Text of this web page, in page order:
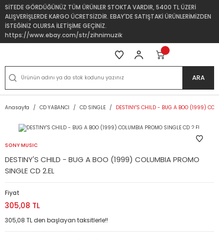
SİTEDE GÖRDÜĞÜNÜZ TÜM ÜRÜNLER STOKTA VARDIR, 5400 TL ÜZERİ
ALIŞVERİŞLERDE KARGO ÜCRETSİZDİR. EBAY'DE SATIŞTAKİ ÜRÜNLERİMİZDEN
İSTEĞİNİZ OLURSA İLETİŞİME GEÇİNİZ.
https://www.ebay.com/str/zihnimuzik
ARA
Anasayfa CD YABANCI CD SINGLE DESTINY'S CHILD - BUG A BOO (1999)
SONY MUSIC
DESTINY'S CHILD - BUG A BOO (1999) COLUMBIA PROMO
SINGLE CD 2.EL
Fiyat
305,08 TL
305,08 TL den başlayan taksitlerle!!